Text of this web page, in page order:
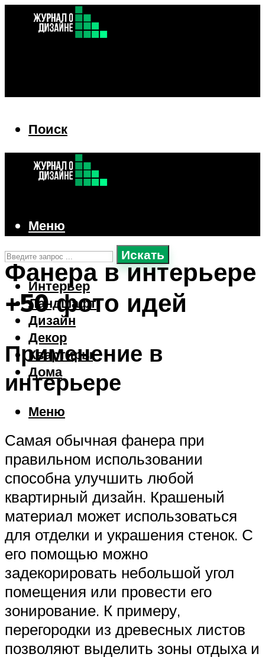
Поиск
Искать
Интерьер
Ландшафт
Дизайн
Декор
Квартиры
Дома
Меню
Меню
Фанера в интерьере
+50 фото идей
Применение в
интерьере
Самая обычная фанера при
правильном использовании
способна улучшить любой
квартирный дизайн. Крашеный
материал может использоваться
для отделки и украшения стенок. С
его помощью можно
задекорировать небольшой угол
помещения или провести его
зонирование. К примеру,
перегородки из древесных листов
позволяют выделить зоны отдыха и